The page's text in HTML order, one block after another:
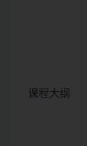
课程大纲